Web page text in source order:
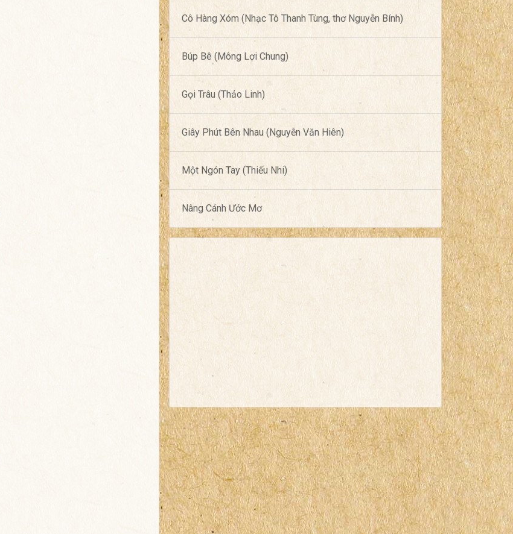
Cô Hàng Xóm (Nhạc Tô Thanh Tùng, thơ Nguyễn Bính)
Búp Bê (Mông Lợi Chung)
Gọi Trâu (Thảo Linh)
Giây Phút Bên Nhau (Nguyễn Văn Hiên)
Một Ngón Tay (Thiếu Nhi)
Nâng Cánh Ước Mơ